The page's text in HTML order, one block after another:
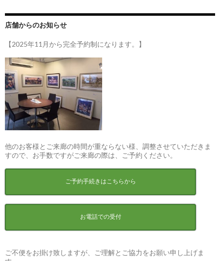
店舗からのお知らせ
【2025年11月から完全予約制になります。】
他のお客様とご来廊の時間が重ならない様、調整させていただきま
すので、お手数ですがご来廊の際は、ご予約ください。
ご予約手続きはこちらから
お電話での受付
ご不便をお掛け致しますが、ご理解とご協力をお願い申し上げま